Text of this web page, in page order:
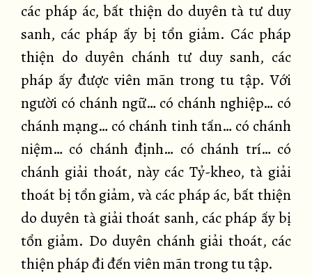
các pháp ác, bất thiện do duyên tà tư duy
sanh, các pháp ấy bị tổn giảm. Các pháp
thiện do duyên chánh tư duy sanh, các
pháp ấy được viên mãn trong tu tập. Với
người có chánh ngữ… có chánh nghiệp… có
chánh mạng… có chánh tinh tấn… có chánh
niệm… có chánh định… có chánh trí… có
chánh giải thoát, này các Tỷ-kheo, tà giải
thoát bị tổn giảm, và các pháp ác, bất thiện
do duyên tà giải thoát sanh, các pháp ấy bị
tổn giảm. Do duyên chánh giải thoát, các
thiện pháp đi đến viên mãn trong tu tập.